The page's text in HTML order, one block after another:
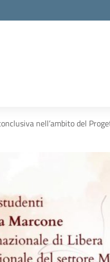
nell’ambito del